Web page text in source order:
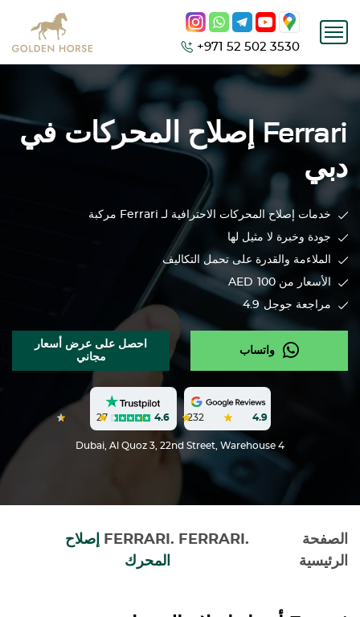
+971 52 502 3530
Ferrariإصلاح المحركات في
دبي
خدمات إصلاح المحركات الاحترافية لـ Ferrari مركبة
جودة وخبرة لا مثيل لها
الملاءمة والقدرة على تحمل التكاليف
الأسعار من 100
AED
مراجعة جوجل 4.9
واتساب
احصل على عرض أسعار
مجاني
4.9
232
4.6
27
Dubai, Al Quoz 3, 22nd Street, Warehouse 4
الصفحة
الرئيسية
.
FERRARI
.
FERRARI
إصلاح
المحرك